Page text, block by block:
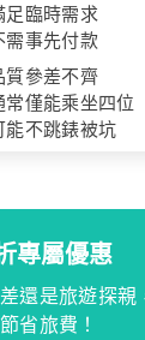
足臨時需求
需事先付款
質參差不齊
常僅能乘坐四位
能不跳錶被坑
專屬優惠
還是旅遊探
省旅費！